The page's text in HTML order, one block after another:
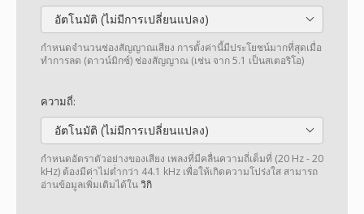
อัตโนมัติ (ไม่มีการเปลี่ยนแปลง)
กำหนดจำนวนช่องสัญญาณเสียง การตั้งค่านี้มีประโยชน์มากที่สุดเมื่อ
ทำการลด (ดาวน์มิกซ์) ช่องสัญญาณ (เช่น จาก 5.1 เป็นสเตอริโอ)
ความถี่:
อัตโนมัติ (ไม่มีการเปลี่ยนแปลง)
กำหนดอัตราตัวอย่างของเสียง เพลงที่มีคลื่นความถี่เต็มที่ (20 Hz - 20
kHz) ต้องมีค่าไม่ต่ำกว่า 44.1 kHz เพื่อให้เกิดความโปร่งใส สามารถ
อ่านข้อมูลเพิ่มเติมได้ในวิกิ